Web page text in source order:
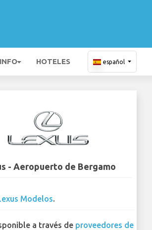
HOTELES español
- Aeropuerto de Bergamo
Modelos.
a través de proveedores de